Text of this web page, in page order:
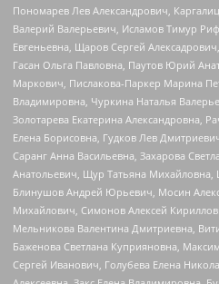
Пономарев Лев Александрович,
Валерий Валерьевич, Исламов Тимур
Евгеньевна, Щаров Сергей
Гасан Ольга Павловна, Паутов Юрий
Маркович, Пислакова-Паркер Марина
Владимировна, Чуркина Наталья
Золотарева Екатерина Александровна,
Елена Борисовна, Гудков Лев
Саранг Анна Васильевна, Захарова
Анатольевич, Щур Татьяна Михайловна,
Блинушов Андрей Юрьевич, Мосин
Михайлович, Симонов Алексей
Мельникова Валентина Дмитриевна,
Баженова Светлана Куприяновна,
Сергей Иванович, Голубева Елена